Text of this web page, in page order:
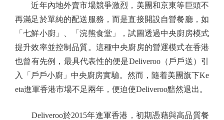
近年內地外賣市場競爭激烈，美團和京東等巨頭不
再滿足於單純的配送服務，而是直接開設自營餐廳，如
「七鮮小廚」、「浣熊食堂」，試圖透過中央廚房模式
提升效率並控制品質。這種中央廚房的營運模式在香港
也曾有先例，最具代表性的便是Deliveroo（戶戶送）引
入「戶戶小廚」中央廚房實驗。然而，隨着美團旗下Ke
eta進軍香港市場不足兩年，便迫使Deliveroo黯然退出。
Deliveroo於2015年進軍香港，初期憑藉與高品質餐